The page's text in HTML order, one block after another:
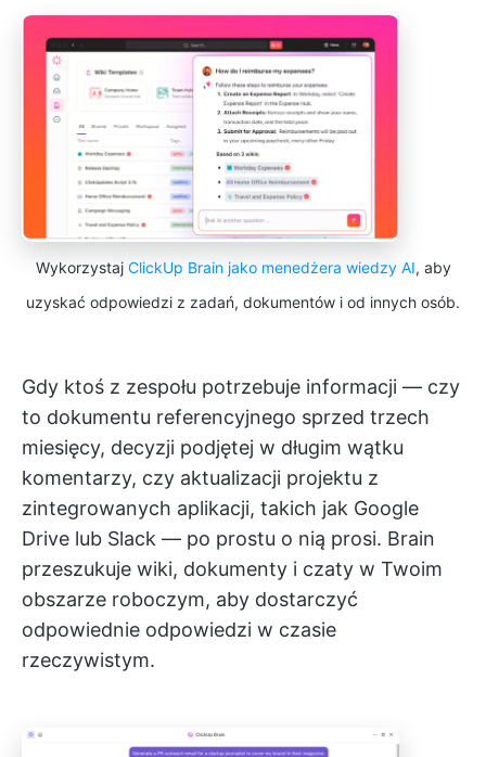
Wykorzystaj ClickUp Brain jako menedżera wiedzy AI, aby
uzyskać odpowiedzi z zadań, dokumentów i od innych osób.
Gdy ktoś z zespołu potrzebuje informacji — czy
to dokumentu referencyjnego sprzed trzech
miesięcy, decyzji podjętej w długim wątku
komentarzy, czy aktualizacji projektu z
zintegrowanych aplikacji, takich jak Google
Drive lub Slack — po prostu o nią prosi. Brain
przeszukuje wiki, dokumenty i czaty w Twoim
obszarze roboczym, aby dostarczyć
odpowiednie odpowiedzi w czasie
rzeczywistym.